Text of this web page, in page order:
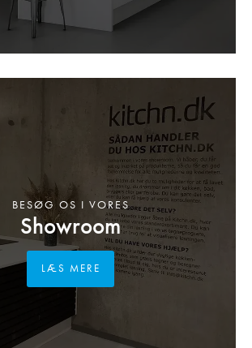
Showroom
BESØG OS I VORES
LÆS MERE